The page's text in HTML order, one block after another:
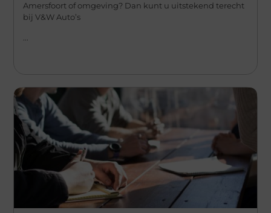
Amersfoort of omgeving? Dan kunt u uitstekend terecht
bij V&W Auto’s